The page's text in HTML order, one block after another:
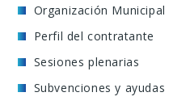
Organización Municipal
Perfil del contratante
Sesiones plenarias
Subvenciones y ayudas